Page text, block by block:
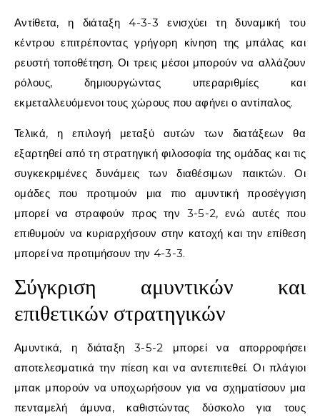
Αντίθετα, η διάταξη 4-3-3 ενισχύει τη δυναμική του
κέντρου επιτρέποντας γρήγορη κίνηση της μπάλας και
ρευστή τοποθέτηση. Οι τρεις μέσοι μπορούν να αλλάζουν
ρόλους, δημιουργώντας υπεραριθμίες και
εκμεταλλευόμενοι τους χώρους που αφήνει ο αντίπαλος.
Τελικά, η επιλογή μεταξύ αυτών των διατάξεων θα
εξαρτηθεί από τη στρατηγική φιλοσοφία της ομάδας και τις
συγκεκριμένες δυνάμεις των διαθέσιμων παικτών. Οι
ομάδες που προτιμούν μια πιο αμυντική προσέγγιση
μπορεί να στραφούν προς την 3-5-2, ενώ αυτές που
επιθυμούν να κυριαρχήσουν στην κατοχή και την επίθεση
μπορεί να προτιμήσουν την 4-3-3.
Σύγκριση αμυντικών και
επιθετικών στρατηγικών
Αμυντικά, η διάταξη 3-5-2 μπορεί να απορροφήσει
αποτελεσματικά την πίεση και να αντεπιτεθεί. Οι πλάγιοι
μπακ μπορούν να υποχωρήσουν για να σχηματίσουν μια
πενταμελή άμυνα, καθιστώντας δύσκολο για τους